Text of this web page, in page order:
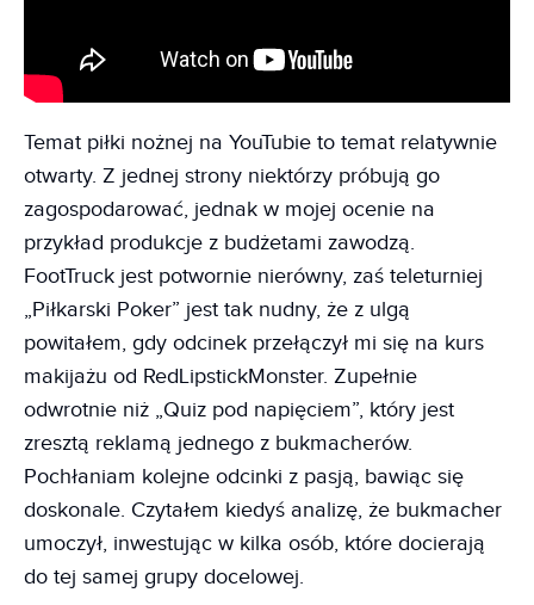
Temat piłki nożnej na YouTubie to temat relatywnie
otwarty. Z jednej strony niektórzy próbują go
zagospodarować, jednak w mojej ocenie na
przykład produkcje z budżetami zawodzą.
FootTruck jest potwornie nierówny, zaś teleturniej
„Piłkarski Poker” jest tak nudny, że z ulgą
powitałem, gdy odcinek przełączył mi się na kurs
makijażu od RedLipstickMonster. Zupełnie
odwrotnie niż „Quiz pod napięciem”, który jest
zresztą reklamą jednego z bukmacherów.
Pochłaniam kolejne odcinki z pasją, bawiąc się
doskonale. Czytałem kiedyś analizę, że bukmacher
umoczył, inwestując w kilka osób, które docierają
do tej samej grupy docelowej.